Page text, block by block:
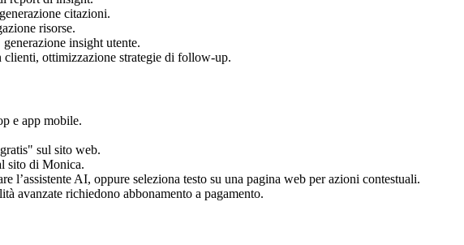
citazioni.
risorse.
insight utente.
ottimizzazione strategie di follow-up.
e app mobile.
sul sito web.
sito di Monica.
l’assistente AI, oppure seleziona testo su una pagina web per azioni contestuali.
avanzate richiedono abbonamento a pagamento.